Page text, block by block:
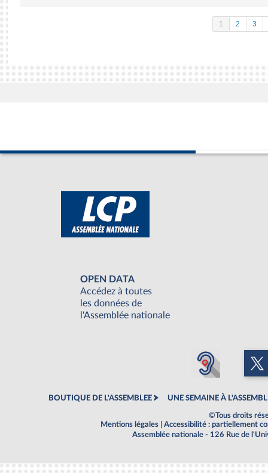
1 2 3
OPEN DATA
Accédez à toutes
les données de
l'Assemblée nationale
BOUTIQUE DE L'ASSEMBLEE UNE SEMAINE À
©Tous droits
Mentions légales
Accessibilité : partiellement
Assemblée nationale - 126 Rue de